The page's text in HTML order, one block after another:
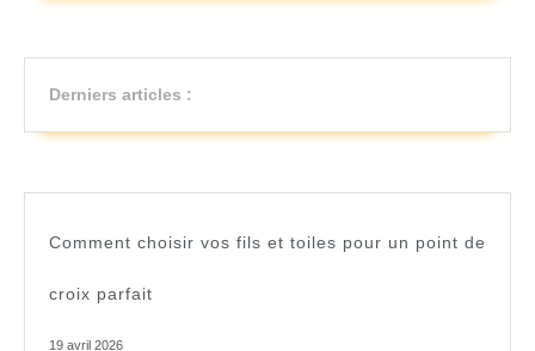
Derniers articles :
Comment choisir vos fils et toiles pour un point de
croix parfait
19 avril 2026